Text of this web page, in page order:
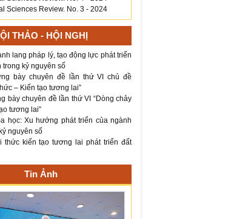
Sciences Review. No. 3 - 2024
THẢO - HỘI NGHỊ
lang pháp lý, tạo động lực phát triển
trong kỷ nguyên số
bày chuyên đề lần thứ VI chủ đề
– Kiến tạo tương lai”
bày chuyên đề lần thứ VI “Dòng chảy
tương lai”
học: Xu hướng phát triển của ngành
nguyên số
thức kiến tạo tương lai phát triển đất
Tin Ảnh